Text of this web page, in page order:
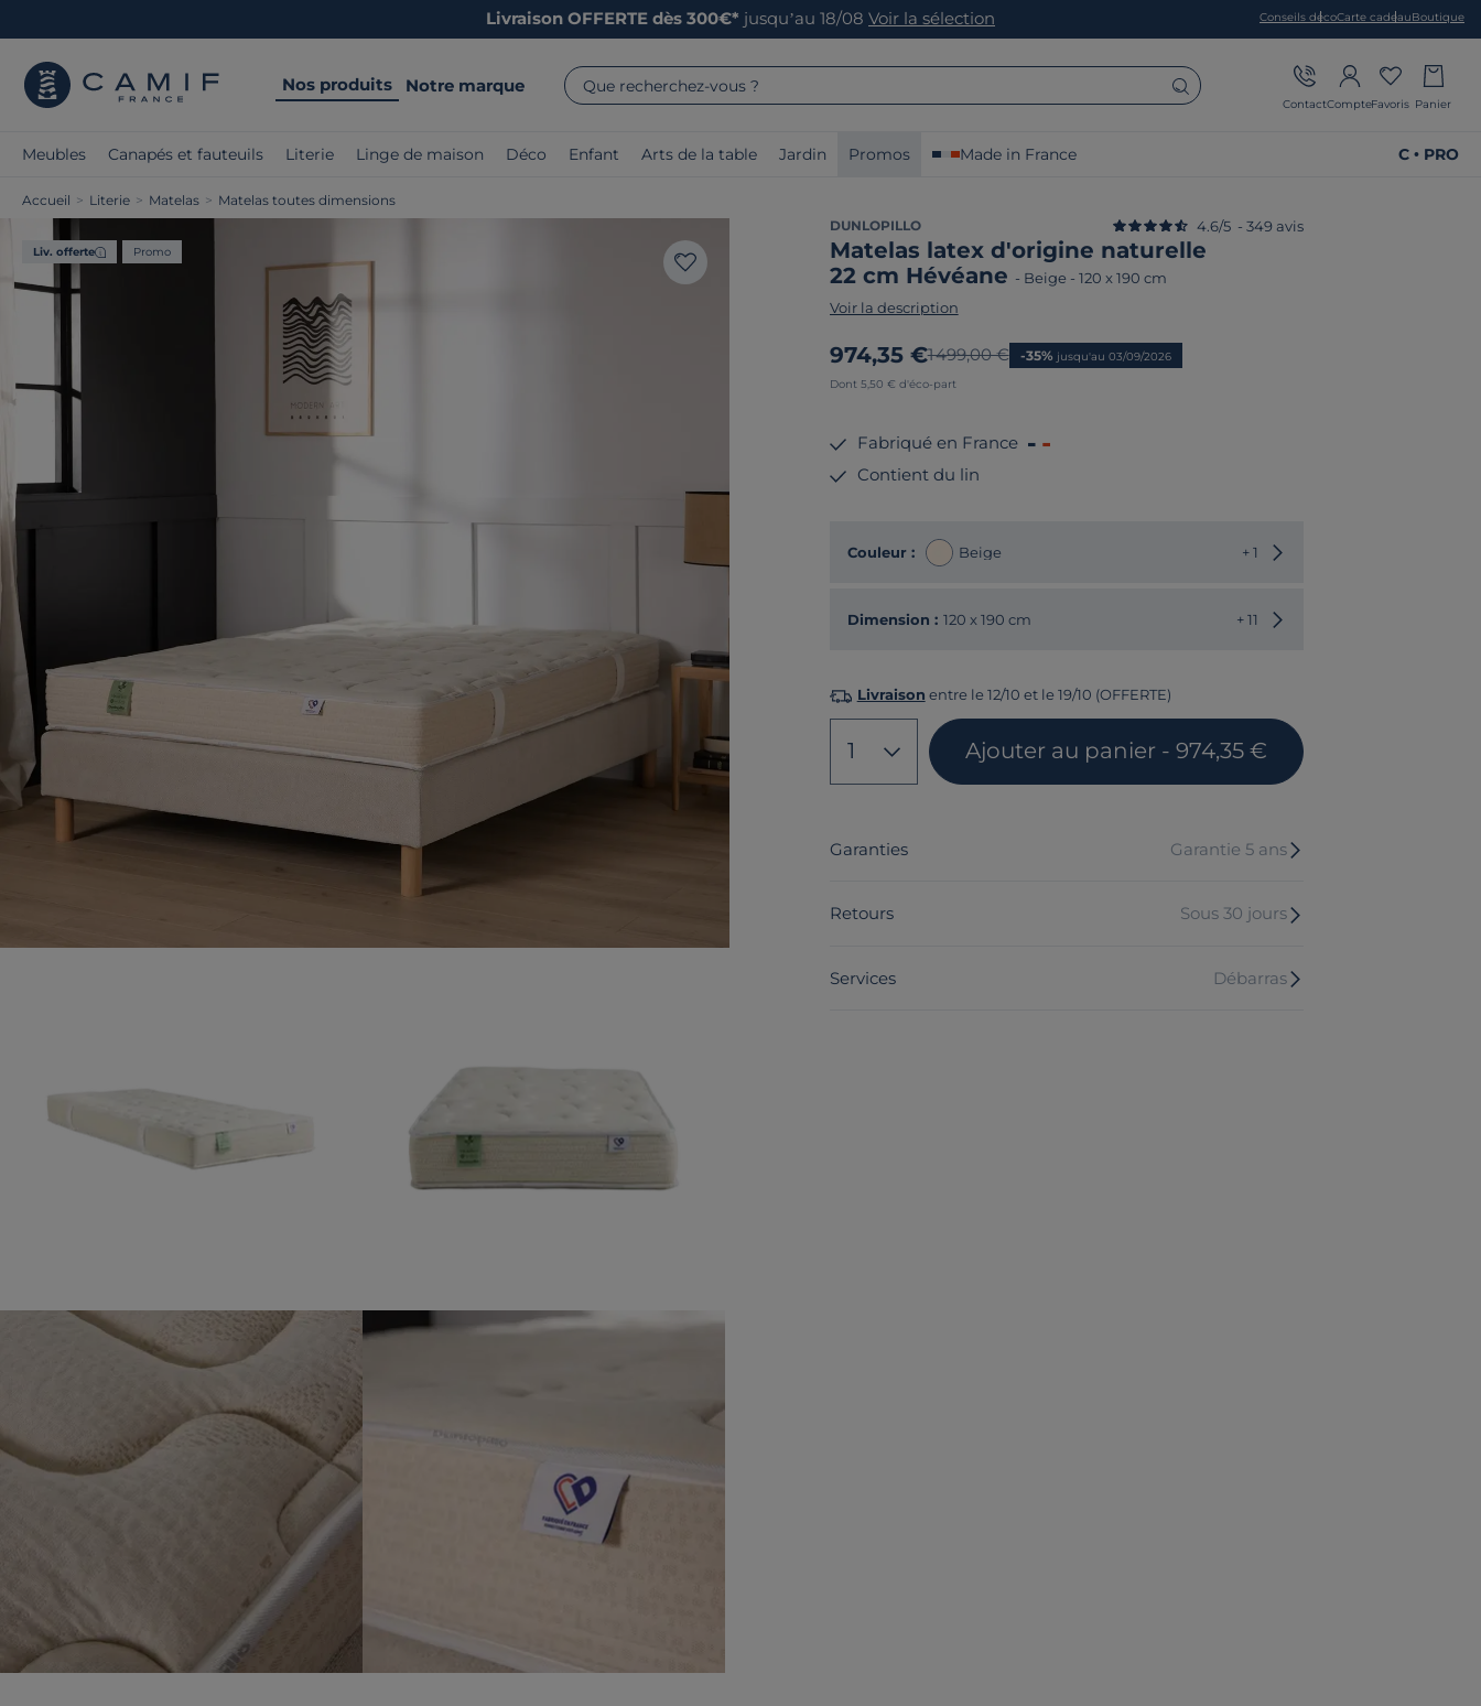
Livraison OFFERTE dès 300€* jusqu’au 18/08 Voir la sélection Conseils décoCarte cadeauBoutique
Nos produits Notre marque Que recherchez-vous ?
ContactCompteFavoris Panier
Meubles Canapés et fauteuils Literie Linge de maison Déco Enfant Arts de la table Jardin Promos Made in France C • PRO
Accueil > Literie > Matelas > Matelas toutes dimensions
Liv. offerte Promo
DUNLOPILLO
Matelas latex d'origine naturelle
22 cm Hévéane - Beige - 120 x 190 cm
4.6/5 - 349 avis
Voir la description
Nouveau prix
974,35 €Ancien prix
1 499,00 € -35% jusqu'au 03/09/2026
Dont 5,50 € d'éco-part
Fabriqué en France
Contient du lin
Couleur : Beige + 1 Choisir une autre couleur
Dimension : 120 x 190 cm + 11 Choisir une autre dimension
Livraison entre le 12/10 et le 19/10 (OFFERTE)
1 Ajouter au panier - 974,35 €
Garanties Garantie 5 ans
Retours Sous 30 jours
Services Débarras